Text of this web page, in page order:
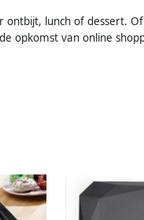
lunch of dessert.
opkomst van online